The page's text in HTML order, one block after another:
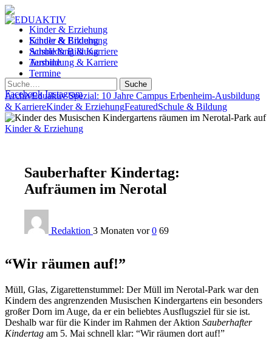
Kinder & Erziehung
Schule & Bildung
Ausbildung & Karriere
Termine
Facebook Instagram
Kinder & Erziehung
Schule & Bildung
Ausbildung & Karriere
Termine
Suche
ArchivEduaktiv Spezial: 10 Jahre Campus Erbenheim-Ausbildung
& KarriereKinder & ErziehungFeaturedSchule & Bildung
Kinder & Erziehung
Sauberhafter Kindertag:
Aufräumen im Nerotal
Redaktion 3 Monaten vor 0 69
“Wir räumen auf!”
Müll, Glas, Zigarettenstummel: Der Müll im Nerotal-Park war den
Kindern des angrenzenden Musischen Kindergartens ein besonders
großer Dorn im Auge, da er ein beliebtes Ausflugsziel für sie ist.
Deshalb war für die Kinder im Rahmen der Aktion Sauberhafter
Kindertag am 5. Mai schnell klar: “Wir räumen dort auf!”